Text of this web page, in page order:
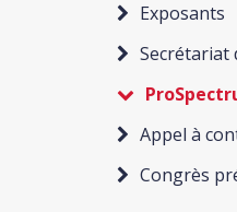
Exposants
Secrétariat
Appel à
Congrès